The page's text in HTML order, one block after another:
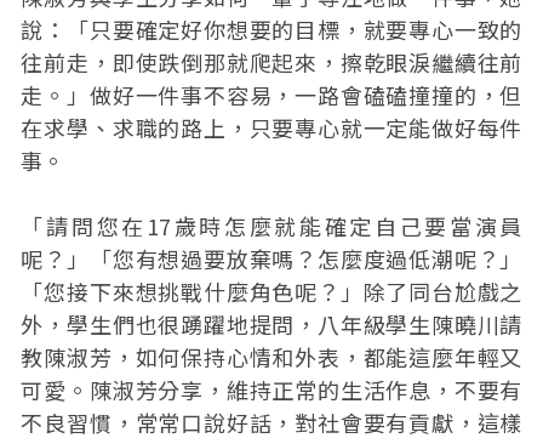
說：「只要確定好你想要的目標，就要專心一致的
往前走，即使跌倒那就爬起來，擦乾眼淚繼續往前
走。」做好一件事不容易，一路會磕磕撞撞的，但
在求學、求職的路上，只要專心就一定能做好每件
事。
「請問您在17歲時怎麼就能確定自己要當演員
呢？」「您有想過要放棄嗎？怎麼度過低潮呢？」
「您接下來想挑戰什麼角色呢？」除了同台尬戲之
外，學生們也很踴躍地提問，八年級學生陳曉川請
教陳淑芳，如何保持心情和外表，都能這麼年輕又
可愛。陳淑芳分享，維持正常的生活作息，不要有
不良習慣，常常口說好話，對社會要有貢獻，這樣